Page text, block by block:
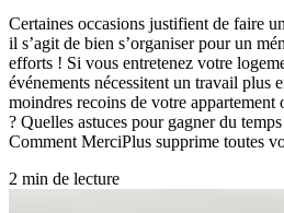
Certaines occasions justifient de faire
il s’agit de bien s’organiser pour un
efforts ! Si vous entretenez votre
événements nécessitent un travail plus
moindres recoins de votre appartement
? Quelles astuces pour gagner du
Comment MerciPlus supprime toutes
2 min de lecture